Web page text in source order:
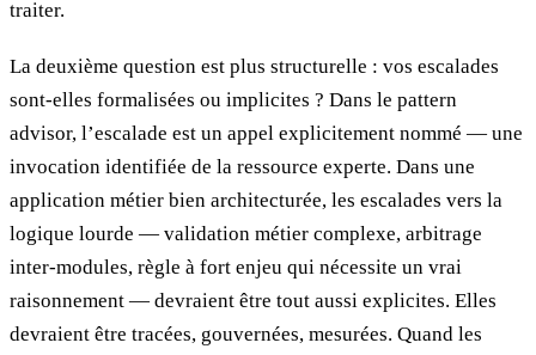
traiter.
La deuxième question est plus structurelle : vos escalades
sont-elles formalisées ou implicites ? Dans le pattern
advisor, l’escalade est un appel explicitement nommé — une
invocation identifiée de la ressource experte. Dans une
application métier bien architecturée, les escalades vers la
logique lourde — validation métier complexe, arbitrage
inter-modules, règle à fort enjeu qui nécessite un vrai
raisonnement — devraient être tout aussi explicites. Elles
devraient être tracées, gouvernées, mesurées. Quand les